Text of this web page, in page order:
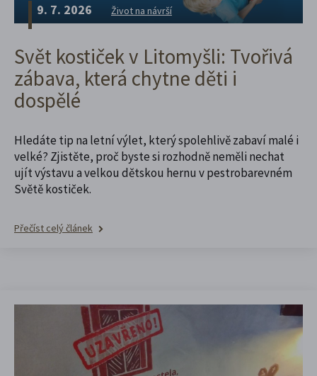
9. 7. 2026 Život na návrší
Svět kostiček v Litomyšli: Tvořivá
zábava, která chytne děti i
dospělé
Hledáte tip na letní výlet, který spolehlivě zabaví malé i
velké? Zjistěte, proč byste si rozhodně neměli nechat
ujít výstavu a velkou dětskou hernu v pestrobarevném
Světě kostiček.
Přečíst celý článek